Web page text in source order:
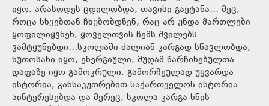
იყო. არასოდეს ცდილობდა, თავისი გაეტანა… მეც,
როცა სხვებთან ჩხუბობდნენ, რაც არ უნდა მართლები
ყოფილიყვნენ, ყოველთვის ჩემს შვილებს
ვამტყუნებდი…სკოლაში ძალიან კარგად სწავლობდა,
ხუთოსანი იყო, ენერგიული, მუდამ წარჩინებულთა
დაფაზე იყო გამოკრული. გამორჩეულად უყვარდა
ისტორია, განსაკუთრებით საქართველოს ისტორია
აინტერესებდა და მერეც, სკოლა კარგა ხნის